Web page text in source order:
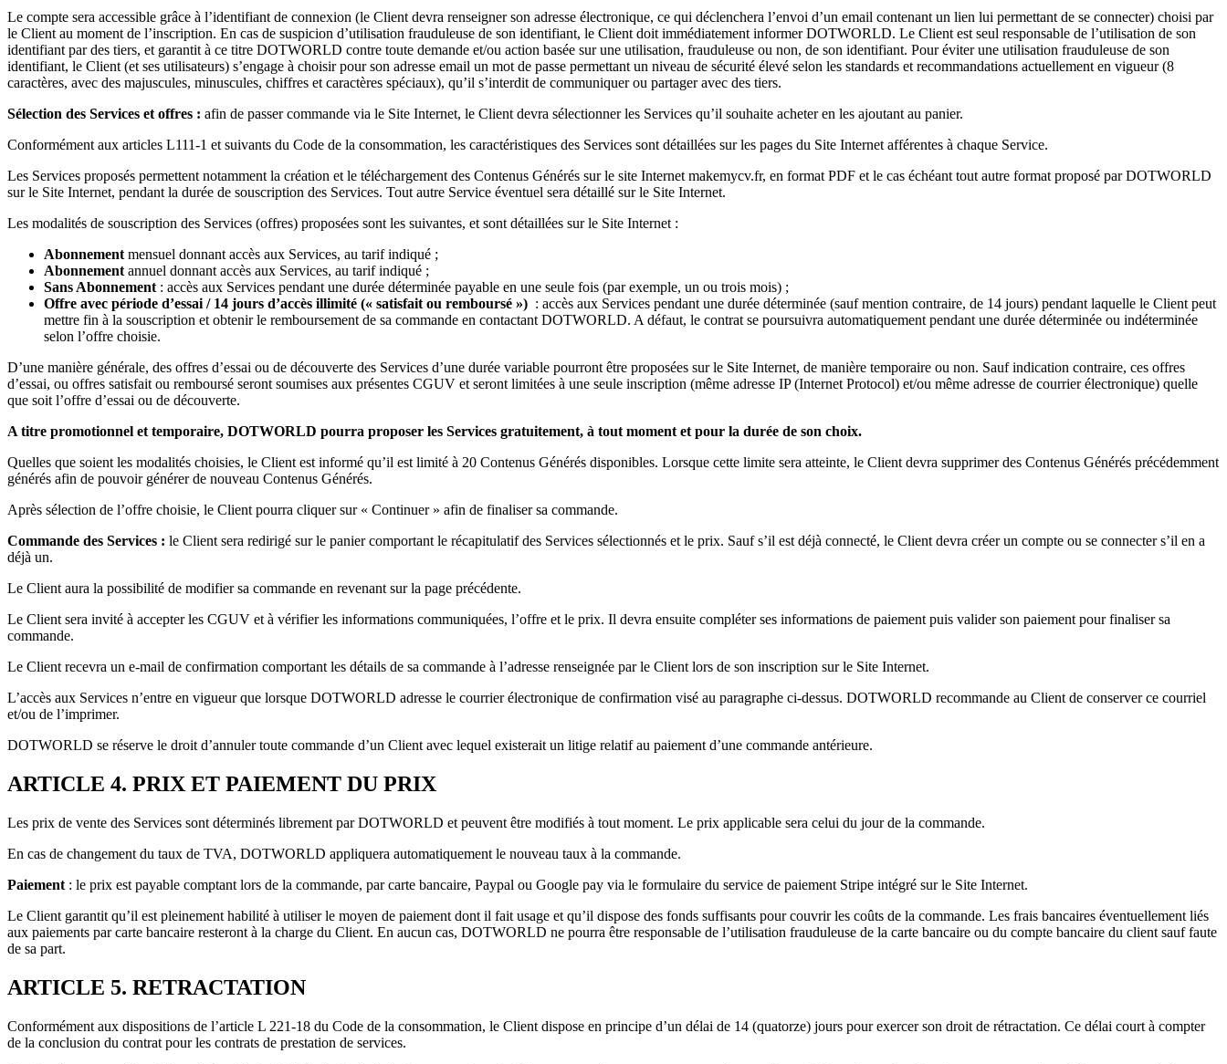
Le compte sera accessible grâce à l’identifiant de connexion (le Client devra renseigner son adresse électronique, ce qui déclenchera l’envoi d’un email contenant un lien lui permettant de se connecter) choisi par
le Client au moment de l’inscription. En cas de suspicion d’utilisation frauduleuse de son identifiant, le Client doit immédiatement informer DOTWORLD. Le Client est seul responsable de l’utilisation de son
identifiant par des tiers, et garantit à ce titre DOTWORLD contre toute demande et/ou action basée sur une utilisation, frauduleuse ou non, de son identifiant. Pour éviter une utilisation frauduleuse de son
identifiant, le Client (et ses utilisateurs) s’engage à choisir pour son adresse email un mot de passe permettant un niveau de sécurité élevé selon les standards et recommandations actuellement en vigueur (8
caractères, avec des majuscules, minuscules, chiffres et caractères spéciaux), qu’il s’interdit de communiquer ou partager avec des tiers.
Sélection des Services et offres : afin de passer commande via le Site Internet, le Client devra sélectionner les Services qu’il souhaite acheter en les ajoutant au panier.
Conformément aux articles L111-1 et suivants du Code de la consommation, les caractéristiques des Services sont détaillées sur les pages du Site Internet afférentes à chaque Service.
Les Services proposés permettent notamment la création et le téléchargement des Contenus Générés sur le site Internet makemycv.fr, en format PDF et le cas échéant tout autre format proposé par DOTWORLD
sur le Site Internet, pendant la durée de souscription des Services. Tout autre Service éventuel sera détaillé sur le Site Internet.
Les modalités de souscription des Services (offres) proposées sont les suivantes, et sont détaillées sur le Site Internet :
Abonnement mensuel donnant accès aux Services, au tarif indiqué ;
Abonnement annuel donnant accès aux Services, au tarif indiqué ;
Sans Abonnement : accès aux Services pendant une durée déterminée payable en une seule fois (par exemple, un ou trois mois) ;
Offre avec période d’essai / 14 jours d’accès illimité (« satisfait ou remboursé ») : accès aux Services pendant une durée déterminée (sauf mention contraire, de 14 jours) pendant laquelle le Client peut
mettre fin à la souscription et obtenir le remboursement de sa commande en contactant DOTWORLD. A défaut, le contrat se poursuivra automatiquement pendant une durée déterminée ou indéterminée
selon l’offre choisie.
D’une manière générale, des offres d’essai ou de découverte des Services d’une durée variable pourront être proposées sur le Site Internet, de manière temporaire ou non. Sauf indication contraire, ces offres
d’essai, ou offres satisfait ou remboursé seront soumises aux présentes CGUV et seront limitées à une seule inscription (même adresse IP (Internet Protocol) et/ou même adresse de courrier électronique) quelle
que soit l’offre d’essai ou de découverte.
A titre promotionnel et temporaire, DOTWORLD pourra proposer les Services gratuitement, à tout moment et pour la durée de son choix.
Quelles que soient les modalités choisies, le Client est informé qu’il est limité à 20 Contenus Générés disponibles. Lorsque cette limite sera atteinte, le Client devra supprimer des Contenus Générés précédemment
générés afin de pouvoir générer de nouveau Contenus Générés.
Après sélection de l’offre choisie, le Client pourra cliquer sur « Continuer » afin de finaliser sa commande.
Commande des Services : le Client sera redirigé sur le panier comportant le récapitulatif des Services sélectionnés et le prix. Sauf s’il est déjà connecté, le Client devra créer un compte ou se connecter s’il en a
déjà un.
Le Client aura la possibilité de modifier sa commande en revenant sur la page précédente.
Le Client sera invité à accepter les CGUV et à vérifier les informations communiquées, l’offre et le prix. Il devra ensuite compléter ses informations de paiement puis valider son paiement pour finaliser sa
commande.
Le Client recevra un e-mail de confirmation comportant les détails de sa commande à l’adresse renseignée par le Client lors de son inscription sur le Site Internet.
L’accès aux Services n’entre en vigueur que lorsque DOTWORLD adresse le courrier électronique de confirmation visé au paragraphe ci-dessus. DOTWORLD recommande au Client de conserver ce courriel
et/ou de l’imprimer.
DOTWORLD se réserve le droit d’annuler toute commande d’un Client avec lequel existerait un litige relatif au paiement d’une commande antérieure.
ARTICLE 4. PRIX ET PAIEMENT DU PRIX
Les prix de vente des Services sont déterminés librement par DOTWORLD et peuvent être modifiés à tout moment. Le prix applicable sera celui du jour de la commande.
En cas de changement du taux de TVA, DOTWORLD appliquera automatiquement le nouveau taux à la commande.
Paiement : le prix est payable comptant lors de la commande, par carte bancaire, Paypal ou Google pay via le formulaire du service de paiement Stripe intégré sur le Site Internet.
Le Client garantit qu’il est pleinement habilité à utiliser le moyen de paiement dont il fait usage et qu’il dispose des fonds suffisants pour couvrir les coûts de la commande. Les frais bancaires éventuellement liés
aux paiements par carte bancaire resteront à la charge du Client. En aucun cas, DOTWORLD ne pourra être responsable de l’utilisation frauduleuse de la carte bancaire ou du compte bancaire du client sauf faute
de sa part.
ARTICLE 5. RETRACTATION
Conformément aux dispositions de l’article L 221-18 du Code de la consommation, le Client dispose en principe d’un délai de 14 (quatorze) jours pour exercer son droit de rétractation. Ce délai court à compter
de la conclusion du contrat pour les contrats de prestation de services.